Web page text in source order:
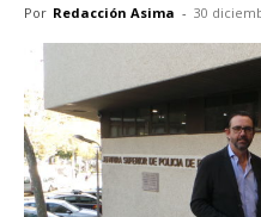
Por Redacción Asima - 30